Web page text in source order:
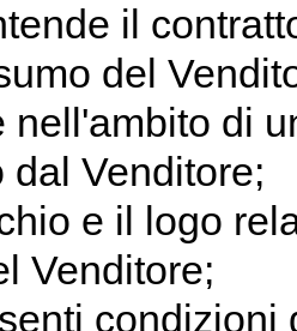
il
del
nell'ambito di
dal Venditore;
e il logo
Venditore;